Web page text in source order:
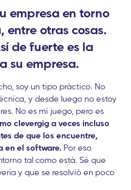
empresa en torno
entre otras cosas.
de fuerte es la
su empresa.
soy un tipo práctico. No
y desde luego no estoy
No es mi juego, pero es
clevergig a veces incluso
de que los encuentre,
en el software. Por eso
tal como está. Sé que
y que se resolvió en poco